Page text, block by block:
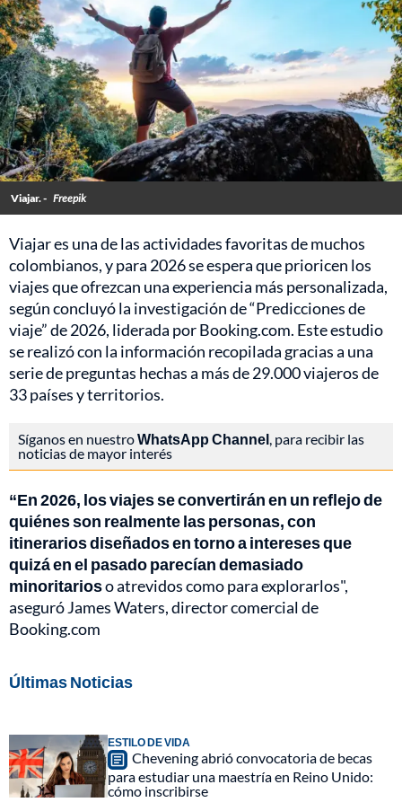
Viajar. - Freepik
Viajar es una de las actividades favoritas de muchos
colombianos, y para 2026 se espera que prioricen los
viajes que ofrezcan una experiencia más personalizada,
según concluyó la investigación de “Predicciones de
viaje” de 2026, liderada por Booking.com. Este estudio
se realizó con la información recopilada gracias a una
serie de preguntas hechas a más de 29.000 viajeros de
33 países y territorios.
Síganos en nuestroWhatsApp Channel, para recibir las
noticias de mayor interés
“En 2026, los viajes se convertirán en un reflejo de
quiénes son realmente las personas, con
itinerarios diseñados en torno a intereses que
quizá en el pasado parecían demasiado
minoritarioso atrevidos como para explorarlos",
aseguró James Waters, director comercial de
Booking.com
Últimas Noticias
ESTILO DE VIDA
Chevening abrió convocatoria de becas
para estudiar una maestría en Reino Unido:
cómo inscribirse